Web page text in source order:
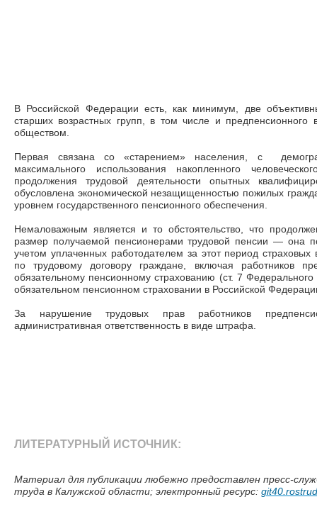
В Российской Федерации есть, как минимум, две
старших возрастных групп, в том числе и предпенсионного
обществом.
Первая связана со «старением» населения, с
максимального использования накопленного
продолжения трудовой деятельности опытных
обусловлена экономической незащищенностью пожилых
уровнем государственного пенсионного обеспечения.
Немаловажным является и то обстоятельство, что
размер получаемой пенсионерами трудовой пенсии — она
учетом уплаченных работодателем за этот период
по трудовому договору граждане, включая работников
обязательному пенсионному страхованию (ст. 7
обязательном пенсионном страховании в Российской
За нарушение трудовых прав работников
административная ответственность в виде штрафа.
ЛИТЕРАТУРНЫЙ ИСТОЧНИК:
Материал для публикации любежно предоставлен пресс-
труда в Калужской области; электронный ресурс: